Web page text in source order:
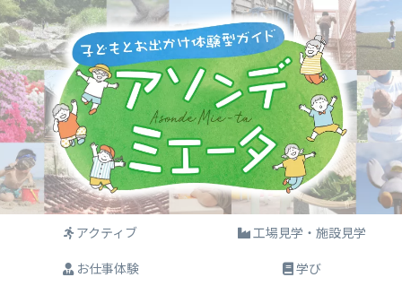
アクティブ
工場見学・施設見学
お仕事体験
学び